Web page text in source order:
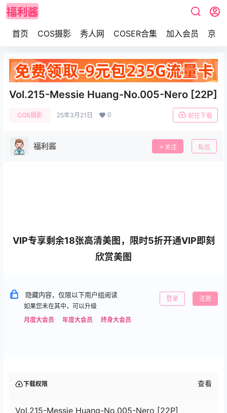
首页 COS摄影 秀人网 COSER合集 加入会员 京东
Vol.215-Messie Huang-No.005-Nero [22P]
COS摄影 25年3月21日 0 前往下载
福利酱 关注 私信
VIP专享剩余18张高清美图，限时5折开通VIP即刻
欣赏美图
隐藏内容，仅限以下用户组阅读
如果您未在其中，可以升级
月度大会员
年度大会员 终身大会员
登录 注册
下载权限 查看
Vol.215-Messie Huang-No.005-Nero [22P]